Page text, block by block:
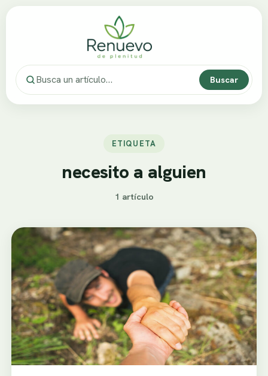
Buscar
ETIQUETA
necesito a alguien
1 artículo